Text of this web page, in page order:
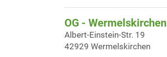
OG - Wermelskirchen
Albert-Einstein-Str. 19
42929 Wermelskirchen